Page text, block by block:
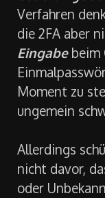
Code
Verfahren
die 2FA aber
Eingabebeim
Moment zu
Allerdings
nicht davor,